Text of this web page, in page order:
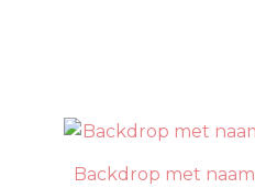
Backdrop met